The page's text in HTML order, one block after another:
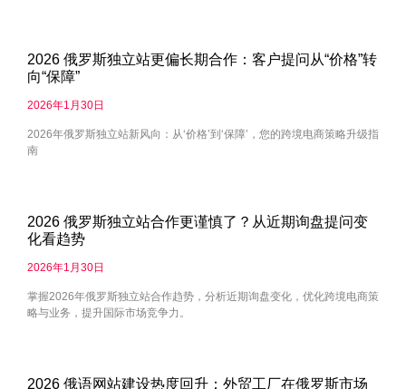
2026 俄罗斯独立站更偏长期合作：客户提问从“价格”转
向“保障”
2026年1月30日
2026年俄罗斯独立站新风向：从‘价格’到‘保障’，您的跨境电商策略升级指
南
2026 俄罗斯独立站合作更谨慎了？从近期询盘提问变
化看趋势
2026年1月30日
掌握2026年俄罗斯独立站合作趋势，分析近期询盘变化，优化跨境电商策
略与业务，提升国际市场竞争力。
2026 俄语网站建设热度回升：外贸工厂在俄罗斯市场